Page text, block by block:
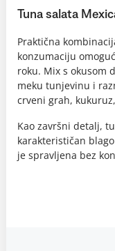
Tuna salata
Praktična
konzumaciju
roku. Mix s okusom
meku tunjevinu i
crveni grah,
Kao završni detalj,
karakterističan
je spravljena bez